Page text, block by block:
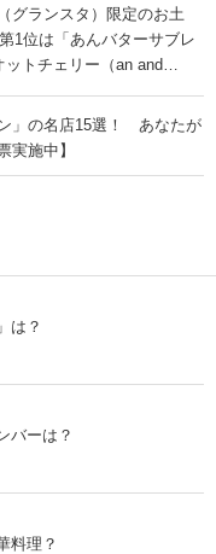
グランスタ）限定のお土
1位は「あんバターサブレ
トチェリー（an and
」の名店15選！ あなたが
実施中】
は？
バーは？
料理？